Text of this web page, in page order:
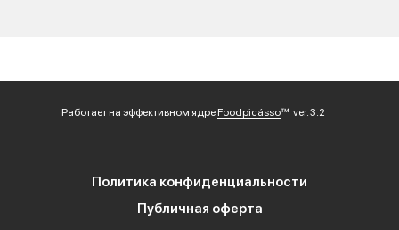
Работает на эффективном ядре Foodpicássover. 3.2
Политика конфиденциальности
Публичная оферта